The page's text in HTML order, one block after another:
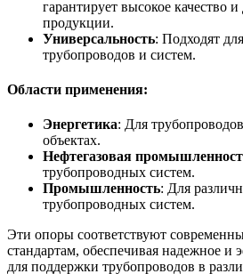
гарантирует высокое качество и
продукции.
Универсальность: Подходят
трубопроводов и систем.
Области применения:
Энергетика: Для
объектах.
Нефтегазовая
трубопроводных систем.
Промышленность: Для
трубопроводных систем.
Эти опоры соответствуют
стандартам, обеспечивая надежное и
для поддержки трубопроводов в